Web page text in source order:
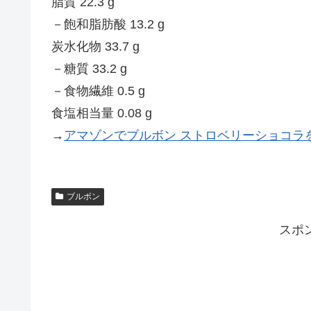
－飽和脂肪酸 13.2 g
炭水化物 33.7 g
－糖質 33.2 g
－食物繊維 0.5 g
食塩相当量 0.08 g
→ アマゾンでブルボン ストロベリーショコラ
ブルボン
スポ